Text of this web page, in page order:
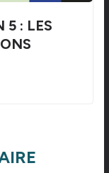
5 : LES